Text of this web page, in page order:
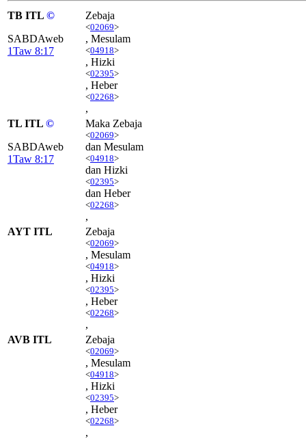
TB ITL ©
SABDAweb
1Taw 8:17
Zebaja
<02069>
, Mesulam
<04918>
, Hizki
<02395>
, Heber
<02268>
,
TL ITL ©
SABDAweb
1Taw 8:17
Maka Zebaja
<02069>
dan Mesulam
<04918>
dan Hizki
<02395>
dan Heber
<02268>
,
AYT ITL
Zebaja
<02069>
, Mesulam
<04918>
, Hizki
<02395>
, Heber
<02268>
,
AVB ITL
Zebaja
<02069>
, Mesulam
<04918>
, Hizki
<02395>
, Heber
<02268>
,